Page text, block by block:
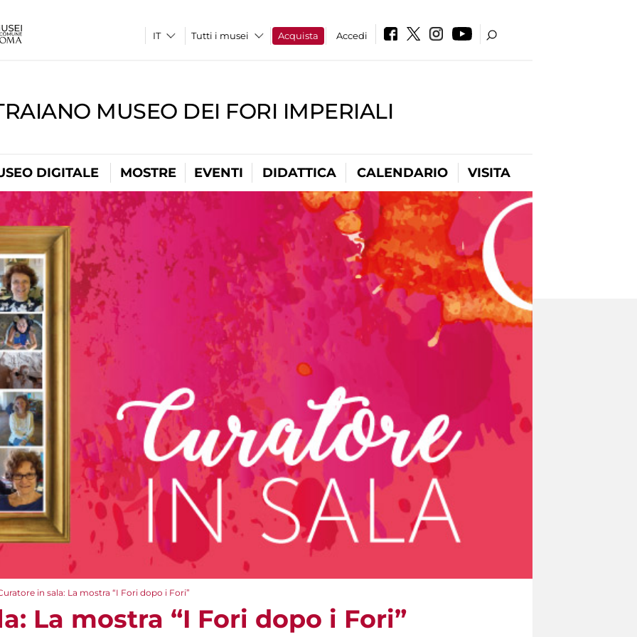
Tutti i musei Acquista Accedi
MUSEO DEI FORI IMPERIALI
DIGITALE MOSTRE EVENTI DIDATTICA CALENDARIO VISITA
in sala: La mostra “I Fori dopo i Fori”
La mostra “I Fori dopo i Fori”